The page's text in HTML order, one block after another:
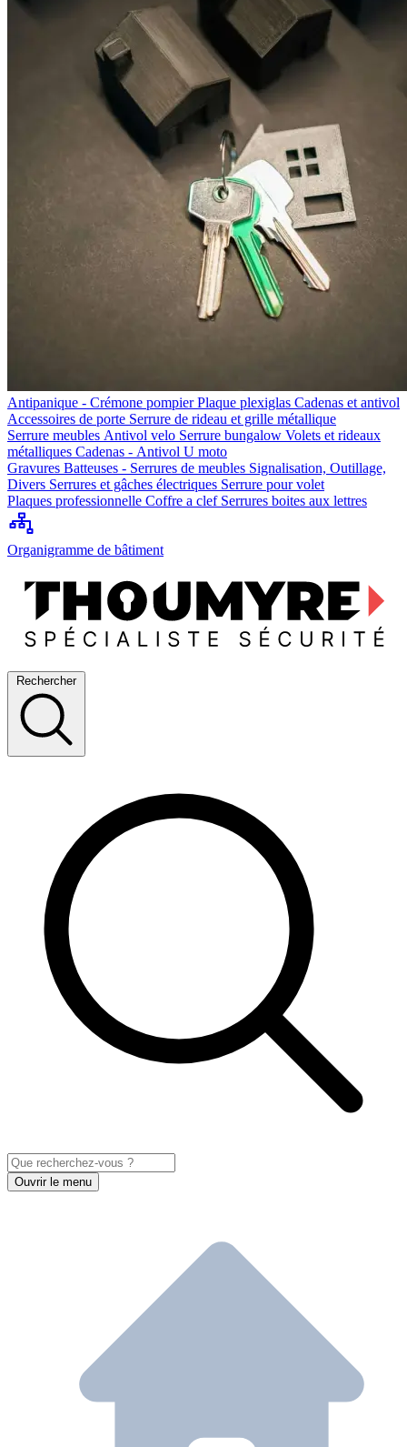
Antipanique - Crémone pompierPlaque plexiglas Cadenas et antivol
Accessoires de porte Serrure de rideau et grille métallique
Serrure meubles Antivol velo Serrure bungalow Volets et rideaux
métalliques Cadenas - Antivol U moto
Gravures Batteuses - Serrures de meubles Signalisation, Outillage,
Divers Serrures et gâches électriques Serrure pour volet
Plaques professionnelle Coffre a clef Serrures boites aux lettres
Organigramme de bâtiment
Rechercher
Ouvrir le menu